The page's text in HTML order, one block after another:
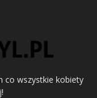
co wszystkie kobiety